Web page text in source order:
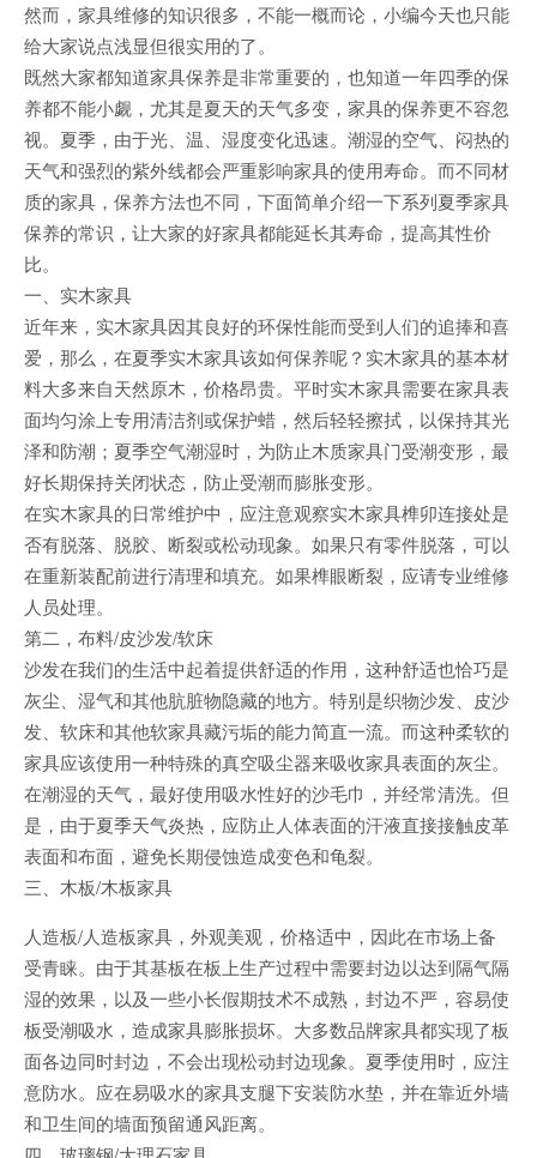
然而，家具维修的知识很多，不能一概而论，小编今天也只能
给大家说点浅显但很实用的了。
既然大家都知道家具保养是非常重要的，也知道一年四季的保
养都不能小觑，尤其是夏天的天气多变，家具的保养更不容忽
视。夏季，由于光、温、湿度变化迅速。潮湿的空气、闷热的
天气和强烈的紫外线都会严重影响家具的使用寿命。而不同材
质的家具，保养方法也不同，下面简单介绍一下系列夏季家具
保养的常识，让大家的好家具都能延长其寿命，提高其性价
比。
一、实木家具
近年来，实木家具因其良好的环保性能而受到人们的追捧和喜
爱，那么，在夏季实木家具该如何保养呢？实木家具的基本材
料大多来自天然原木，价格昂贵。平时实木家具需要在家具表
面均匀涂上专用清洁剂或保护蜡，然后轻轻擦拭，以保持其光
泽和防潮；夏季空气潮湿时，为防止木质家具门受潮变形，最
好长期保持关闭状态，防止受潮而膨胀变形。
在实木家具的日常维护中，应注意观察实木家具榫卯连接处是
否有脱落、脱胶、断裂或松动现象。如果只有零件脱落，可以
在重新装配前进行清理和填充。如果榫眼断裂，应请专业维修
人员处理。
第二，布料/皮沙发/软床
沙发在我们的生活中起着提供舒适的作用，这种舒适也恰巧是
灰尘、湿气和其他肮脏物隐藏的地方。特别是织物沙发、皮沙
发、软床和其他软家具藏污垢的能力简直一流。而这种柔软的
家具应该使用一种特殊的真空吸尘器来吸收家具表面的灰尘。
在潮湿的天气，最好使用吸水性好的沙毛巾，并经常清洗。但
是，由于夏季天气炎热，应防止人体表面的汗液直接接触皮革
表面和布面，避免长期侵蚀造成变色和龟裂。
三、木板/木板家具
人造板/人造板家具，外观美观，价格适中，因此在市场上备
受青睐。由于其基板在板上生产过程中需要封边以达到隔气隔
湿的效果，以及一些小长假期技术不成熟，封边不严，容易使
板受潮吸水，造成家具膨胀损坏。大多数品牌家具都实现了板
面各边同时封边，不会出现松动封边现象。夏季使用时，应注
意防水。应在易吸水的家具支腿下安装防水垫，并在靠近外墙
和卫生间的墙面预留通风距离。